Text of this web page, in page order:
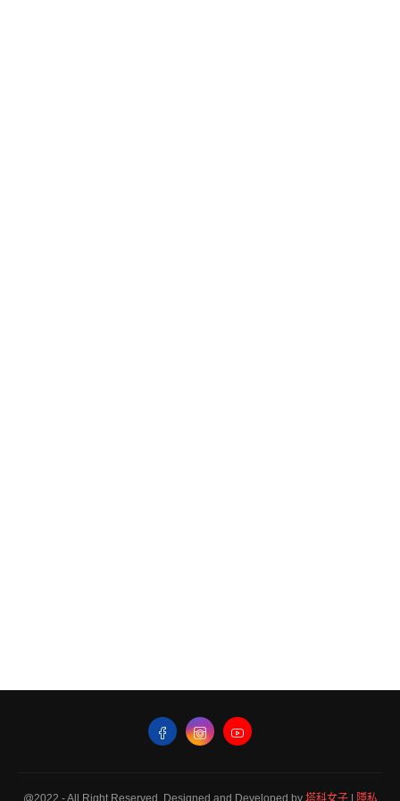
@2022 - All Right Reserved. Designed and Developed by 塔科女子| 隱私